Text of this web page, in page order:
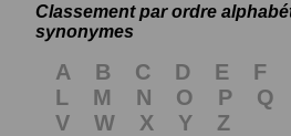
Classement par ordre
synonymes
A B C D E F
L
M N O P Q
V
W X Y
Z